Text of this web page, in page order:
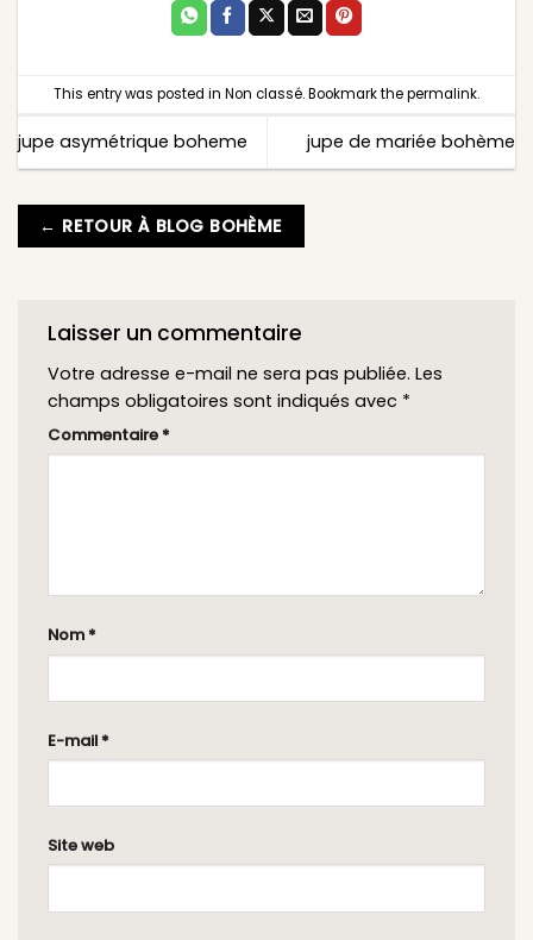
This entry was posted in Non classé. Bookmark thepermalink.
jupe asymétrique boheme jupe de mariée bohème
← RETOUR À BLOG BOHÈME
Laisser un commentaire
Votre adresse e-mail ne sera pas publiée. Les
champs obligatoires sont indiqués avec *
Commentaire *
Nom *
E-mail *
Site web